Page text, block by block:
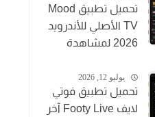
تحميل تطبيق Mood
TV الأصلي للأندرويد
2026 لمشاهدة
والأفلام
يوليو 12, 2026
تحميل تطبيق فوتي
لايف Footy Live آخر